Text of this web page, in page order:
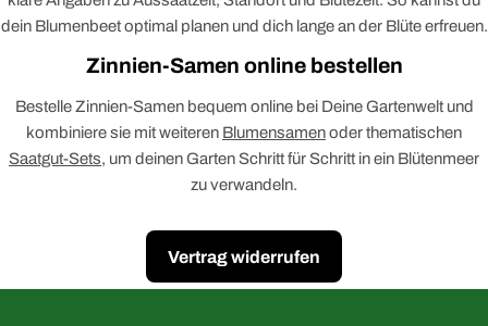
dein Blumenbeet optimal planen und dich lange an der Blüte erfreuen.
Zinnien-Samen online bestellen
Bestelle Zinnien-Samen bequem online bei Deine Gartenwelt und
kombiniere sie mit weiteren Blumensamenoder thematischen
Saatgut-Sets, um deinen Garten Schritt für Schritt in ein Blütenmeer
zu verwandeln.
Vertrag widerrufen